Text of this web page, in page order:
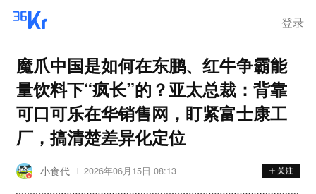
登录
魔爪中国是如何在东鹏、红牛争霸能
量饮料下“疯长”的？亚太总裁：背靠
可口可乐在华销售网，盯紧富士康工
厂，搞清楚差异化定位
小食代 2026年06月15日 08:13